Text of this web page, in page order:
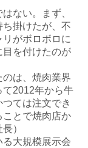
ない。まず、
掛けたが、不
がボロボロに
目を付けたのが
は、焼肉業界
て2012年から牛
ては注文でき
ことで焼肉店か
）
大規模展示会